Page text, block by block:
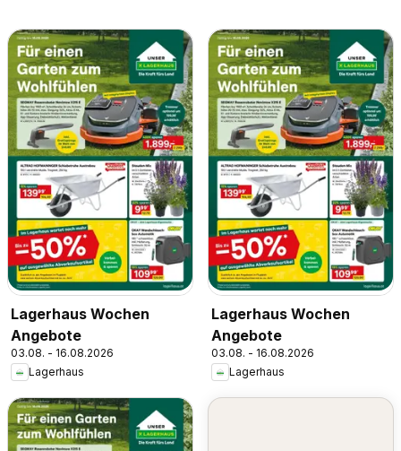
Lagerhaus Wochen
Angebote
03.08. - 16.08.2026
Lagerhaus
Lagerhaus Wochen
Angebote
03.08. - 16.08.2026
Lagerhaus